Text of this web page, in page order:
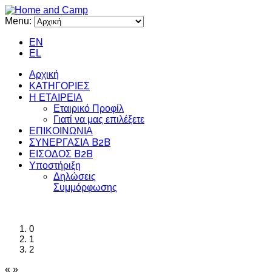
Menu:
EN
EL
Αρχική
ΚΑΤΗΓΟΡΙΕΣ
Η ΕΤΑΙΡΕΙΑ
Εταιρικό Προφίλ
Γιατί να μας επιλέξετε
ΕΠΙΚΟΙΝΩΝΙΑ
ΣΥΝΕΡΓΑΣΙΑ B2B
ΕΙΣΟΔΟΣ B2B
Υποστήριξη
Δηλώσεις
Συμμόρφωσης
0
1
2
« »